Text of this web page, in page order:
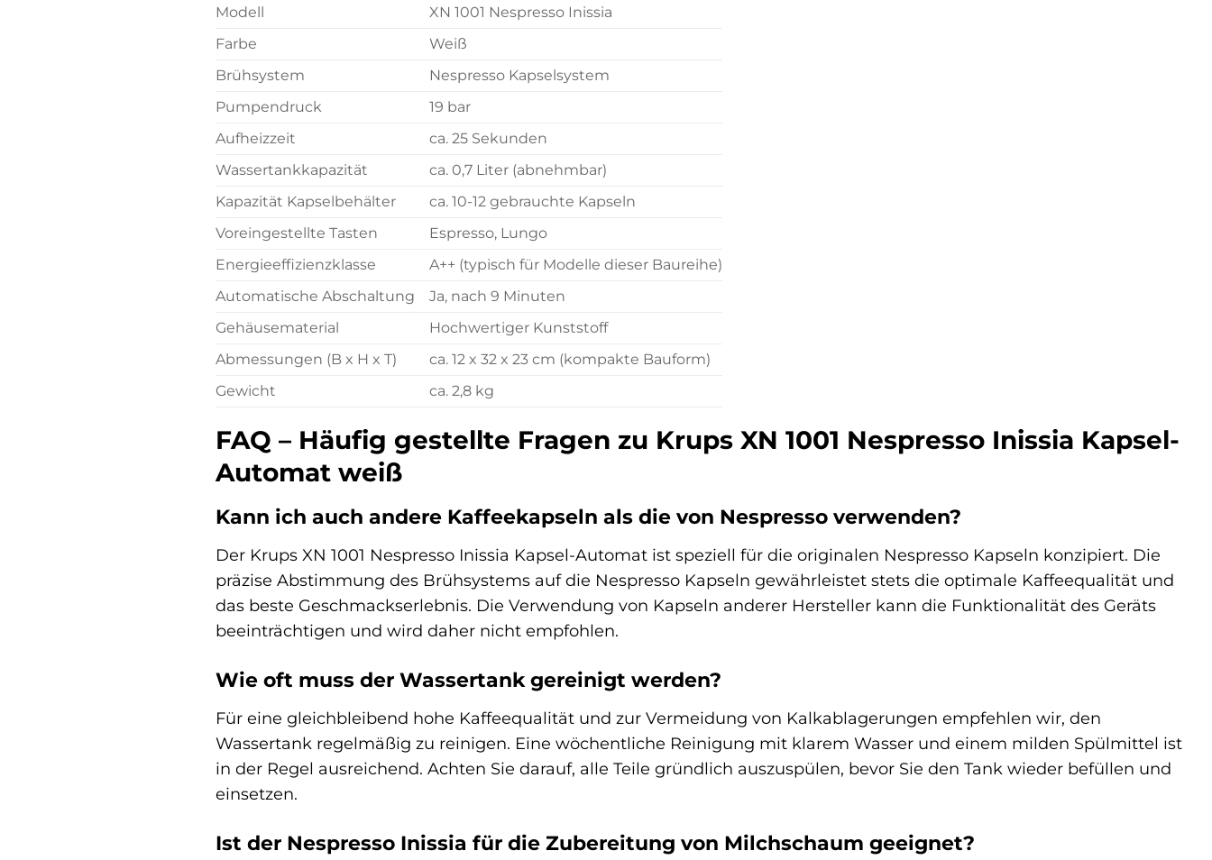
Modell
XN 1001 Nespresso Inissia
Farbe
Weiß
Brühsystem
Nespresso Kapselsystem
Pumpendruck
19 bar
Aufheizzeit
ca. 25 Sekunden
Wassertankkapazität
ca. 0,7 Liter (abnehmbar)
Kapazität Kapselbehälter
ca. 10-12 gebrauchte Kapseln
Voreingestellte Tasten
Espresso, Lungo
Energieeffizienzklasse
A++ (typisch für Modelle dieser Baureihe)
Automatische Abschaltung
Ja, nach 9 Minuten
Gehäusematerial
Hochwertiger Kunststoff
Abmessungen (B x H x T)
ca. 12 x 32 x 23 cm (kompakte Bauform)
Gewicht
ca. 2,8 kg
FAQ – Häufig gestellte Fragen zu Krups XN 1001 Nespresso Inissia Kapsel-
Automat weiß
Kann ich auch andere Kaffeekapseln als die von Nespresso verwenden?
Der Krups XN 1001 Nespresso Inissia Kapsel-Automat ist speziell für die originalen Nespresso Kapseln konzipiert. Die
präzise Abstimmung des Brühsystems auf die Nespresso Kapseln gewährleistet stets die optimale Kaffeequalität und
das beste Geschmackserlebnis. Die Verwendung von Kapseln anderer Hersteller kann die Funktionalität des Geräts
beeinträchtigen und wird daher nicht empfohlen.
Wie oft muss der Wassertank gereinigt werden?
Für eine gleichbleibend hohe Kaffeequalität und zur Vermeidung von Kalkablagerungen empfehlen wir, den
Wassertank regelmäßig zu reinigen. Eine wöchentliche Reinigung mit klarem Wasser und einem milden Spülmittel ist
in der Regel ausreichend. Achten Sie darauf, alle Teile gründlich auszuspülen, bevor Sie den Tank wieder befüllen und
einsetzen.
Ist der Nespresso Inissia für die Zubereitung von Milchschaum geeignet?